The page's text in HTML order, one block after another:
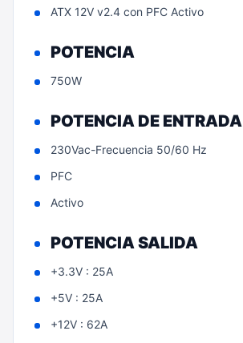
ATX 12V v2.4 con PFC Activo
POTENCIA
750W
POTENCIA DE ENTRADA
230Vac-Frecuencia 50/60 Hz
PFC
Activo
POTENCIA SALIDA
+3.3V : 25A
+5V : 25A
+12V : 62A